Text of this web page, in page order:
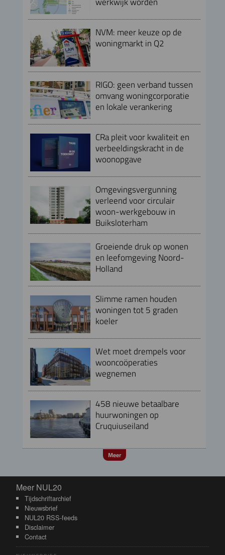
NVM: meer keuze op de
woningmarkt in Q2
RIGO: geen verband tussen
omvang woningcorporatie
en lokale verankering
CRa pleit voor kwaliteit en
verbeeldingskracht in de
woonopgave
Omgevingsvergunning
verleend voor circulair
woon-werkgebouw in
Buiksloterham
Groeiende druk op wonen
en leefomgeving Noord-
Holland
Slimme ramen houden
woningen tot 5 graden
koeler
Wet moet drempels voor
wooncoöperaties
wegnemen
458 nieuwe betaalbare
huurwoningen op
Cruquiuseiland
Meer
Meer NUL20
Meer NUL20
Tijdschriftarchief
Nieuwsbrief
NUL20 RSS-feeds
Disclaimer
Contact